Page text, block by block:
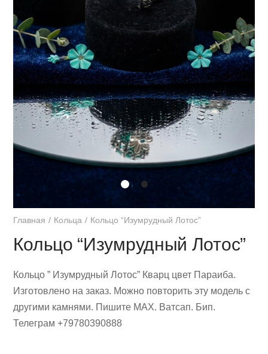
Главная Кольца Кольцо “Изумрудный Лотос”
Кольцо “Изумрудный Лотос”
Кольцо ” Изумрудный Лотос” Кварц цвет Параиба.
Изготовлено на заказ. Можно повторить эту модель с
другими камнями. Пишите МАХ. Ватсап. Бип.
Телеграм +79780390888